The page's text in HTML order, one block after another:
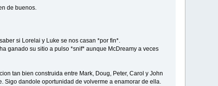
de buenos.
si Lorelai y Luke se nos casan *por fin*.
ganado su sitio a pulso *snif* aunque McDreamy a veces
tan bien construida entre Mark, Doug, Peter, Carol y John
Sigo dandole oportunidad de volverme a enamorar de ella.